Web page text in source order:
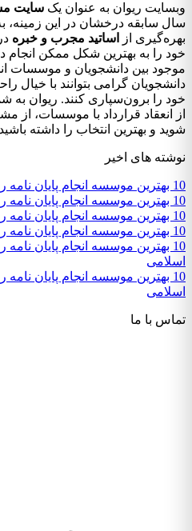
وبسایت ریوان به عنوان یک سایت
سال سابقه درخشان در این زمینه،
بهره‌گیری از
اساتید مجرب و خبره
خود را به بهترین شکل ممکن انجام
موجود بین دانشجویان و موسسات
دانشجویان گرامی بتوانند با خیال
خود را برون‌سپاری کنند. ریوان به
از انعقاد قرارداد با موسسات، از
شوید و بهترین انتخاب را داشته
نوشته های اخیر
10 بهترین موسسه انجام پایان نامه رشته مدیریت موزه
10 بهترین موسسه انجام پایان نامه رشته مطالعات موزه
10 بهترین موسسه انجام پایان نامه رشته تاریخ هنر ایران اسلامی
10 بهترین موسسه انجام پایان نامه رشته نقاشی ایرانی
10 بهترین موسسه انجام پایان
اسلامی
10 بهترین موسسه انجام پایان
اسلامی
تماس با ما